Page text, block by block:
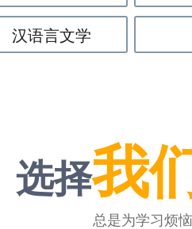
汉语言文学
选择我
总是为学习烦